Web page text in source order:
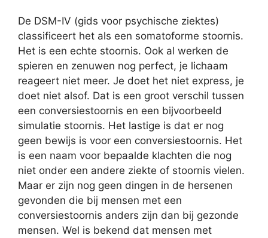
De DSM-IV (gids voor psychische ziektes)
classificeert het als een somatoforme stoornis.
Het is een echte stoornis. Ook al werken de
spieren en zenuwen nog perfect, je lichaam
reageert niet meer. Je doet het niet express, je
doet niet alsof. Dat is een groot verschil tussen
een conversiestoornis en een bijvoorbeeld
simulatie stoornis. Het lastige is dat er nog
geen bewijs is voor een conversiestoornis. Het
is een naam voor bepaalde klachten die nog
niet onder een andere ziekte of stoornis vielen.
Maar er zijn nog geen dingen in de hersenen
gevonden die bij mensen met een
conversiestoornis anders zijn dan bij gezonde
mensen. Wel is bekend dat mensen met